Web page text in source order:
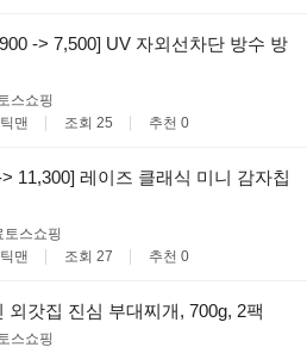
-> 7,500] UV 자외선차단 방수 방
스쇼핑
맨 조회 25 추천 0
11,300] 레이즈 클래식 미니 감자칩
토스쇼핑
맨 조회 27 추천 0
외갓집 진심 부대찌개, 700g, 2팩
스쇼핑